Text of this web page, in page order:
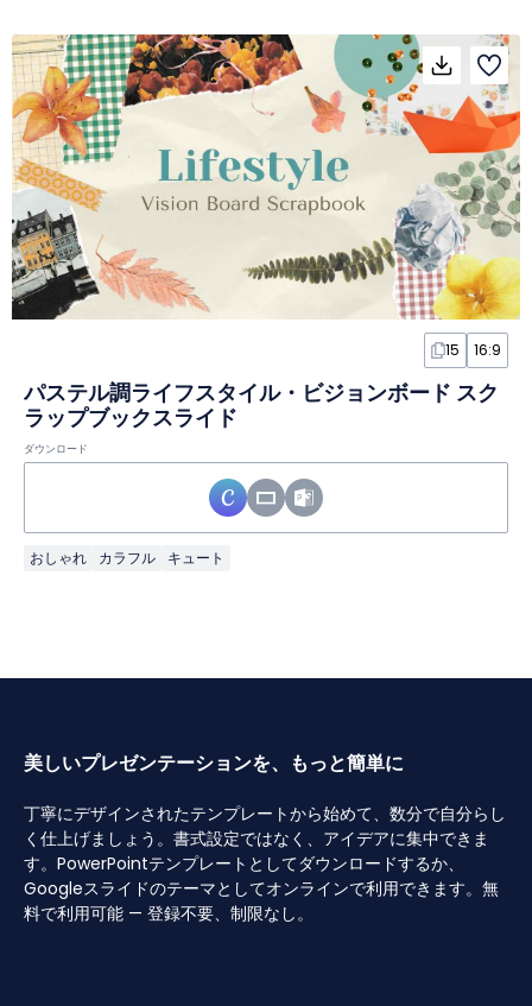
15 16:9
パステル調ライフスタイル・ビジョンボード スク
ラップブックスライド
ダウンロード
おしゃれ カラフル キュート
美しいプレゼンテーションを、もっと簡単に
丁寧にデザインされたテンプレートから始めて、数分で自分らし
く仕上げましょう。書式設定ではなく、アイデアに集中できま
す。PowerPointテンプレートとしてダウンロードするか、
Googleスライドのテーマとしてオンラインで利用できます。無
料で利用可能 — 登録不要、制限なし。